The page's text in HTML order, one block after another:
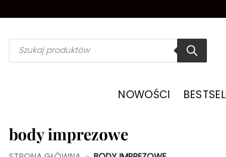
zawartości
Wyszukiwarka
produktów
NOWOŚCI
body imprezowe